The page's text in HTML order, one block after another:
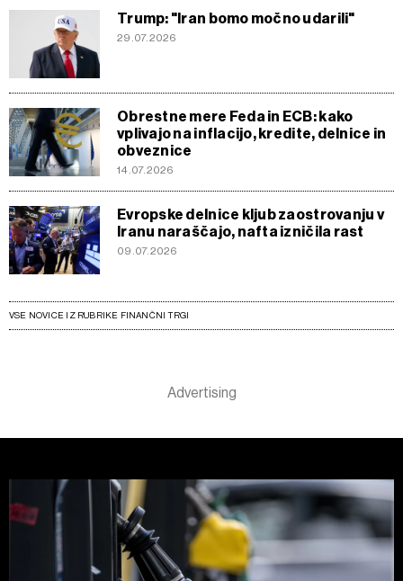
Trump: "Iran bomo močno udarili"
29.07.2026
Obrestne mere Feda in ECB: kako
vplivajo na inflacijo, kredite, delnice in
obveznice
14.07.2026
Evropske delnice kljub zaostrovanju v
Iranu naraščajo, nafta izničila rast
09.07.2026
VSE NOVICE IZ RUBRIKE FINANČNI TRGI